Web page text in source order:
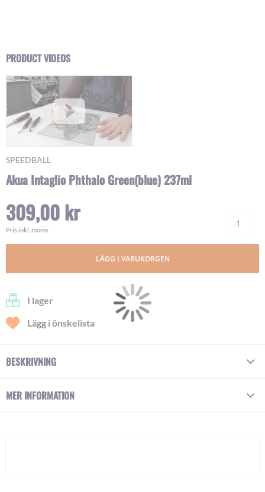
SPEEDBALL
Akua Intaglio Phthalo Green(blue) 237ml
309,00 kr
Pris inkl. moms
LÄGG I VARUKORGEN
I lager
Lägg i önskelista
Skip
to
the
beginning
the
images
gallery
PRODUCT VIDEOS
BESKRIVNING
MER INFORMATION